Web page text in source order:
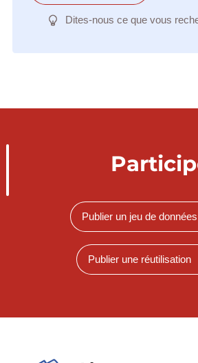
Dites-nous ce que vous
Publier un jeu de données
Publier une réutilisation